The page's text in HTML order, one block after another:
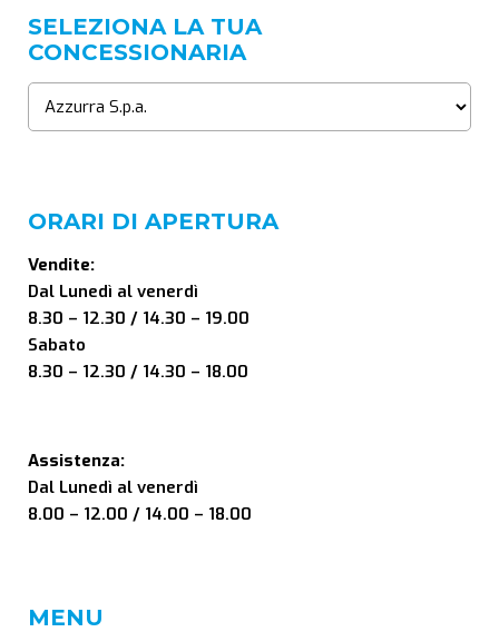
SELEZIONA LA TUA
CONCESSIONARIA
ORARI DI APERTURA
Vendite:
Dal Lunedì al venerdì
8.30 – 12.30 / 14.30 – 19.00
Sabato
8.30 – 12.30 / 14.30 – 18.00
Assistenza:
Dal Lunedì al venerdì
8.00 – 12.00 / 14.00 – 18.00
MENU